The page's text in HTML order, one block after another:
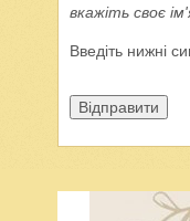
вкажіть своє
Введіть нижні
Відправити